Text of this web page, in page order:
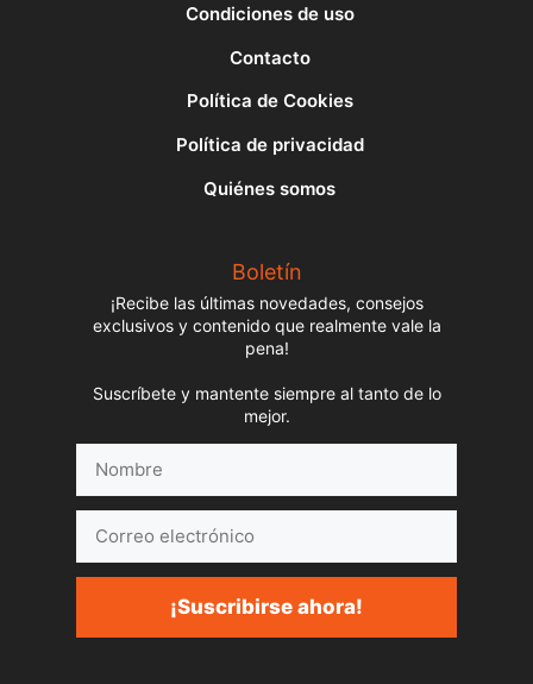
Condiciones de uso
Contacto
Política de Cookies
Política de privacidad
Quiénes somos
Boletín
¡Recibe las últimas novedades, consejos
exclusivos y contenido que realmente vale la
pena!
Suscríbete y mantente siempre al tanto de lo
mejor.
electrónico
¡Suscribirse ahora!